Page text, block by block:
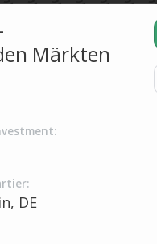
Märkten
DE